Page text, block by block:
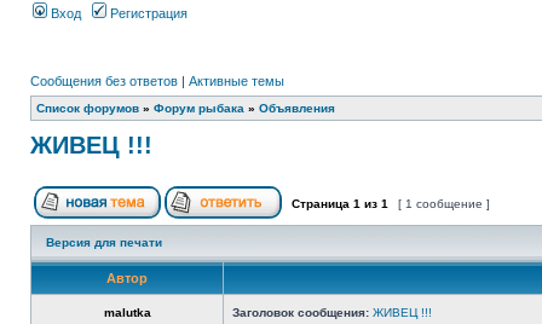
Вход Регистрация
Сообщения без ответов | Активные темы
Список форумов » Форум рыбака » Объявления
ЖИВЕЦ !!!
Страница 1 из 1 [ 1 сообщение ]
Версия для печати
Автор
malutka Заголовок сообщения: ЖИВЕЦ !!!